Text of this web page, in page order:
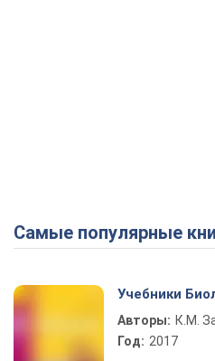
Самые популярные
Учебники
Авторы: К.М.
Год: 2017